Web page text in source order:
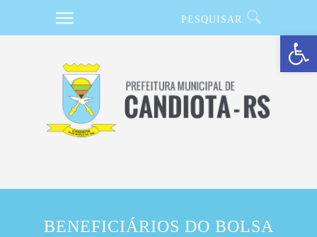
Barra de Ferramentas Aberta
BENEFICIÁRIOS DO BOLSA